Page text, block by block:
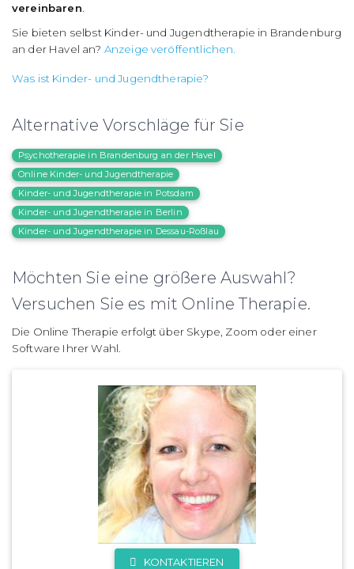
vereinbaren
Sie bieten selbst Kinder- und Jugendtherapie in Brandenburg
an der Havel an? Anzeige veröffentlichen.
Was ist Kinder- und Jugendtherapie?
Alternative Vorschläge für Sie
Psychotherapie in Brandenburg an der Havel
Online Kinder- und Jugendtherapie
Kinder- und Jugendtherapie in Potsdam
Kinder- und Jugendtherapie in Berlin
Kinder- und Jugendtherapie in Dessau-Roßlau
Möchten Sie eine größere Auswahl?
Versuchen Sie es mit Online Therapie.
Die Online Therapie erfolgt über Skype, Zoom oder einer
Software Ihrer Wahl.
KONTAKTIEREN